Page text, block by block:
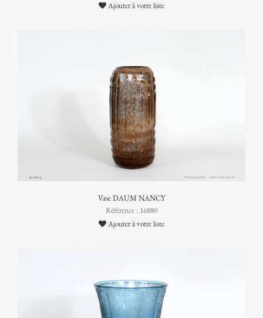
Ajouter à votre liste
Vase DAUM NANCY
Référence : 16880
Ajouter à votre liste